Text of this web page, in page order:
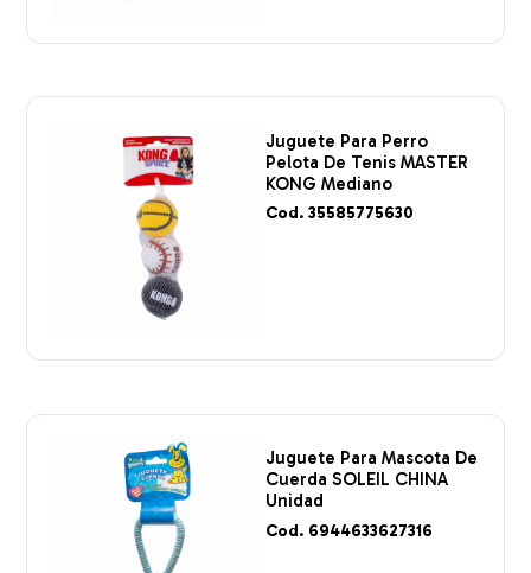
Juguete Para Perro
Pelota De Tenis MASTER
KONG Mediano
Cod. 35585775630
Juguete Para Mascota De
Cuerda SOLEIL CHINA
Unidad
Cod. 6944633627316